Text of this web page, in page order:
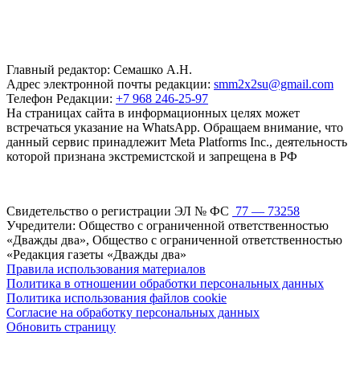
Главный редактор: Семашко А.Н.
Адрес электронной почты редакции: smm2x2su@gmail.com
Телефон Редакции: +7 968 246-25-97
На страницах сайта в информационных целях может
встречаться указание на WhatsApp. Обращаем внимание, что
данный сервис принадлежит Meta Platforms Inc., деятельность
которой признана экстремистской и запрещена в РФ
Свидетельство о регистрации ЭЛ № ФС 77 — 73258
Учредители: Общество с ограниченной ответственностью
«Дважды два», Общество с ограниченной ответственностью
«Редакция газеты «Дважды два»
Правила использования материалов
Политика в отношении обработки персональных данных
Политика использования файлов cookie
Согласие на обработку персональных данных
Обновить страницу